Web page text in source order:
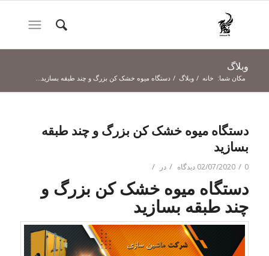
وبلاگ
مکان شما: خانه / وبلاگ / دستگاه میوه خشک کن بزرگ و چند طبقه بسازید...
دستگاه میوه خشک کن بزرگ و چند طبقه
بسازید
02/07/2020 / 0 دیدگاه / در /
دستگاه میوه خشک کن بزرگ و
چند طبقه بسازید